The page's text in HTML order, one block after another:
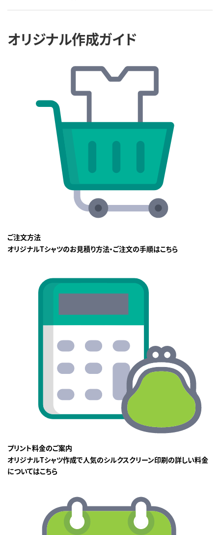
オリジナル作成ガイド
ご注文方法
オリジナルTシャツのお見積り方法・ご注文の手順はこちら
プリント料金のご案内
オリジナルTシャツ作成で人気のシルクスクリーン印刷の詳しい料金
についてはこちら